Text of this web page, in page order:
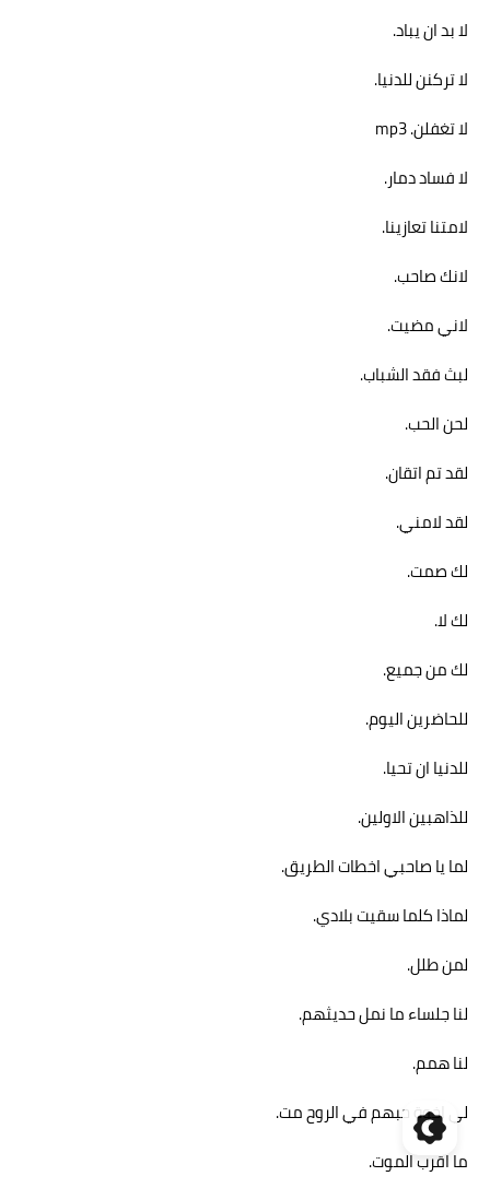
لا بد ان يباد.
لا تركنن للدنيا.
لا تغفلن. mp3
لا فساد دمار.
لامتنا تعازينا.
لانك صاحب.
لاني مضيت.
لبث فقد الشباب.
لحن الحب.
لقد تم اتقان.
لقد لامني.
لك صمت.
لك لا.
لك من جميع.
للحاضرين اليوم.
للدنيا ان تحيا.
للذاهبين الاولين.
لما يا صاحبي اخطات الطريق.
لماذا كلما سقيت بلادي.
لمن طلل.
لنا جلساء ما نمل حديثهم.
لنا همم.
لي اخوة حبهم في الروح مت.
ما اقرب الموت.